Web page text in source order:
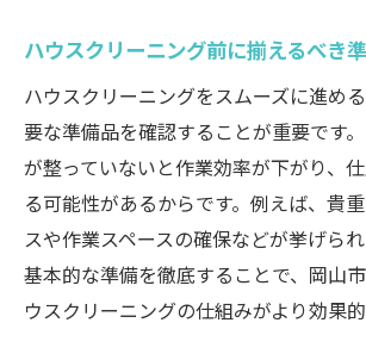
ハウスクリーニング前に揃えるべき
ハウスクリーニングをスムーズに進め
要な準備品を確認することが重要です
が整っていないと作業効率が下がり、
る可能性があるからです。例えば、貴
スや作業スペースの確保などが挙げら
基本的な準備を徹底することで、岡山
ウスクリーニングの仕組みがより効果的